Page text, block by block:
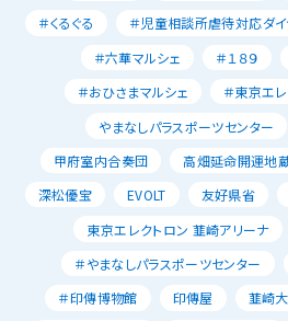
＃くるぐる
＃児童相談所虐待対応ダイ
＃六華マルシェ
＃１８９
＃おひさまマルシェ
＃東京エ
やまなしパラスポーツセンター
甲府室内合奏団
高畑延命開運地
深松優宝
EVOLT 友好県省
東京エレクトロン 韮崎アリーナ
＃やまなしパラスポーツセンター
＃印傳博物館
印傳屋 韮崎